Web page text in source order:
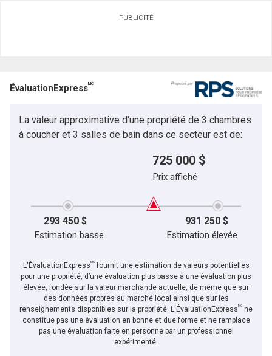
PUBLICITÉ
ÉvaluationExpressMC
La valeur approximative d'une propriété de 3 chambres
à coucher et 3 salles de bain dans ce secteur est de:
725 000 $
Prix affiché
293 450 $ 931 250 $
Estimation basse Estimation élevée
L'ÉvaluationExpressMCfournit une estimation de valeurs potentielles
pour une propriété, d’une évaluation plus basse à une évaluation plus
élevée, fondée sur la valeur marchande actuelle, de même que sur
des données propres au marché local ainsi que sur les
renseignements disponibles sur la propriété. L'ÉvaluationExpressMC ne
constitue pas une évaluation en bonne et due forme et ne remplace
pas une évaluation faite en personne par un professionnel
expérimenté.